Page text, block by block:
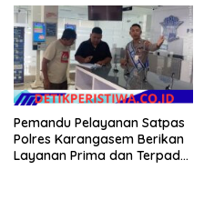
Kementan Pascabanjir di
Aceh
Pemandu Pelayanan Satpas
Polres Karangasem Berikan
Layanan Prima dan Terpadu